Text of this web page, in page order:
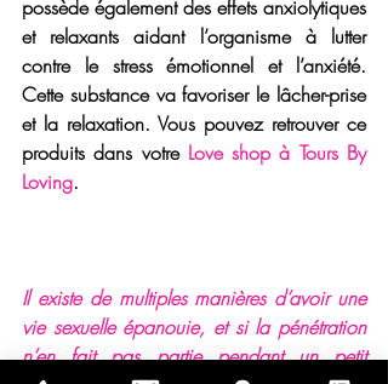
possède également des effets anxiolytiques
et relaxants aidant l’organisme à lutter
contre le stress émotionnel et l’anxiété.
Cette substance va favoriser le lâcher-prise
et la relaxation. Vous pouvez retrouver ce
produits dans votre Love shop à Tours By
Loving.
Il existe de multiples manières d’avoir une
vie sexuelle épanouie, et si la pénétration
n’en fait pas partie pendant un petit